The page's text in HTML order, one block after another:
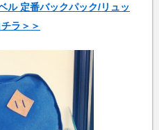
ル 定番バックパック/リュッ
ラ＞＞